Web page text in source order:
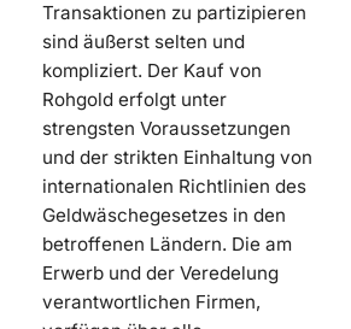
Transaktionen zu partizipieren
sind äußerst selten und
kompliziert. Der Kauf von
Rohgold erfolgt unter
strengsten Voraussetzungen
und der strikten Einhaltung von
internationalen Richtlinien des
Geldwäschegesetzes in den
betroffenen Ländern. Die am
Erwerb und der Veredelung
verantwortlichen Firmen,